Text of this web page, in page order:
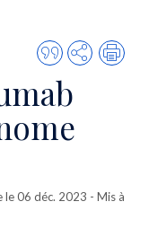
Citer
cette
publication
Partager
le 06 déc. 2023 - Mis à